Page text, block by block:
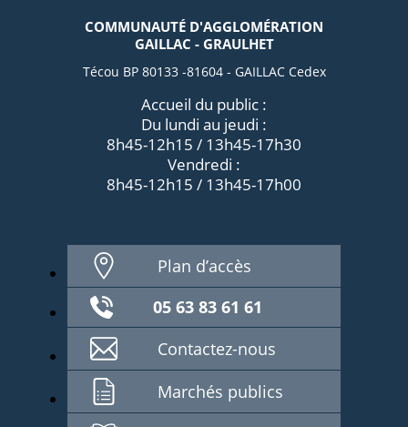
COMMUNAUTÉ D'AGGLOMÉRATION
GAILLAC - GRAULHET
Técou BP 80133 -81604 - GAILLAC Cedex
Accueil du public :
Du lundi au jeudi :
8h45-12h15 / 13h45-17h30
Vendredi :
8h45-12h15 / 13h45-17h00
Plan d’accès
05 63 83 61 61
Contactez-nous
Marchés publics